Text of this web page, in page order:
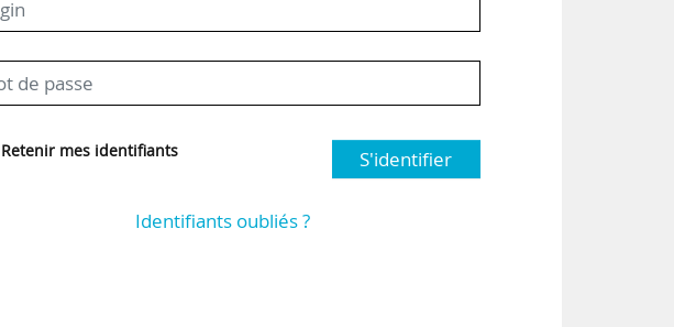
Retenir mes identifiants S'identifier
Identifiants oubliés ?